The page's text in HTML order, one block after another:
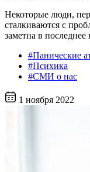
Некоторые люди,
сталкиваются с
заметна в
#Панические
#Психика
#СМИ о нас
1 ноября 2022